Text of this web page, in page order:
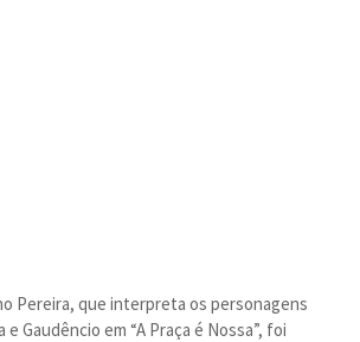
Pereira, que interpreta os personagens
Gaudêncio em “A Praça é Nossa”, foi